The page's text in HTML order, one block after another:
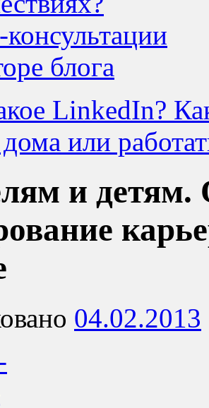
блога
LinkedIn?
или
и
04.02.2013